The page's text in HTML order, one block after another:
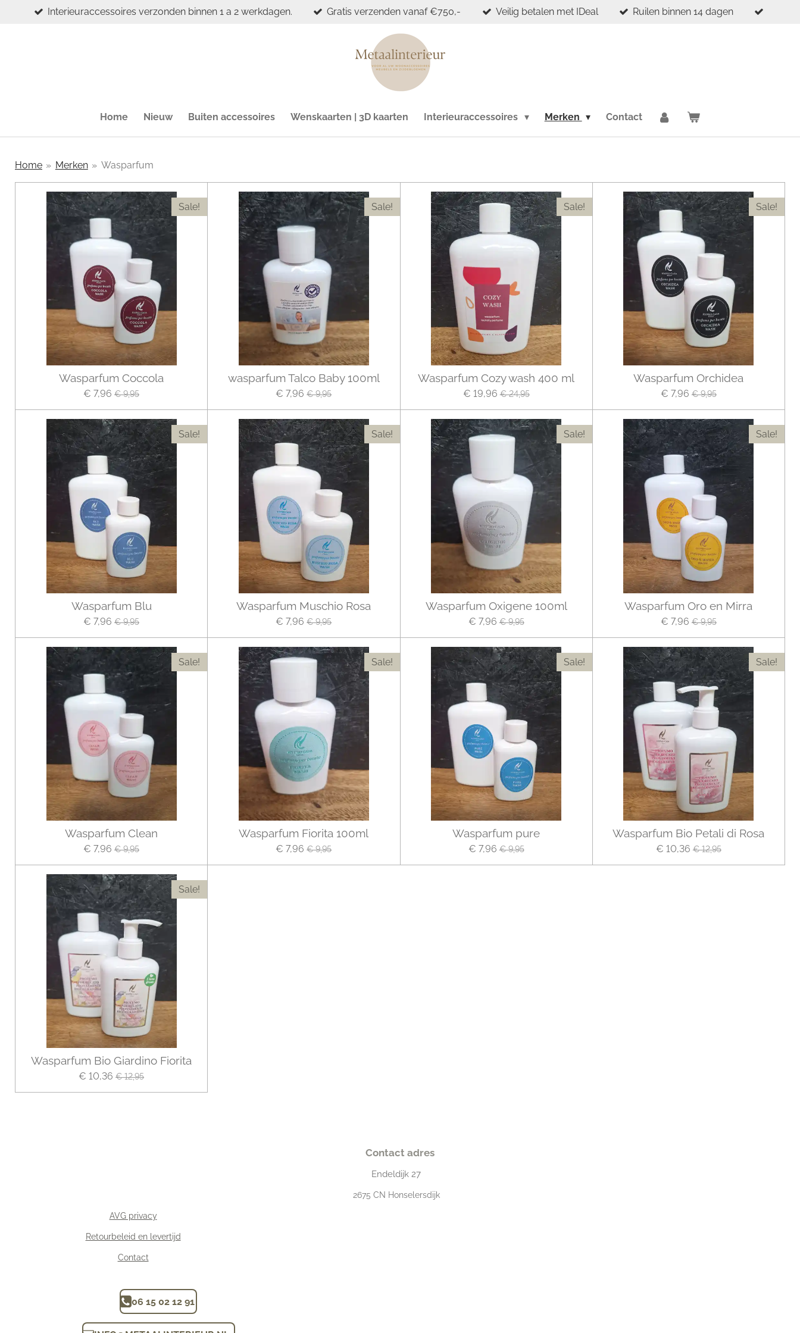
Interieuraccessoires verzonden binnen 1 a 2 werkdagen. Gratis verzenden vanaf €750,- Veilig betalen met IDeal Ruilen binnen 14 dagen
Home Nieuw Buiten accessoires Wenskaarten | 3D kaarten Interieuraccessoires Merken Contact
Home » Merken » Wasparfum
Sale!
Wasparfum Coccola
€ 7,96 € 9,95
Sale!
wasparfum Talco Baby 100ml
€ 7,96 € 9,95
Sale!
Wasparfum Cozy wash 400 ml
€ 19,96 € 24,95
Sale!
Wasparfum Orchidea
€ 7,96 € 9,95
Sale!
Wasparfum Blu
€ 7,96 € 9,95
Sale!
Wasparfum Muschio Rosa
€ 7,96 € 9,95
Sale!
Wasparfum Oxigene 100ml
€ 7,96 € 9,95
Sale!
Wasparfum Oro en Mirra
€ 7,96 € 9,95
Sale!
Wasparfum Clean
€ 7,96 € 9,95
Sale!
Wasparfum Fiorita 100ml
€ 7,96 € 9,95
Sale!
Wasparfum pure
€ 7,96 € 9,95
Sale!
Wasparfum Bio Petali di Rosa
€ 10,36 € 12,95
Sale!
Wasparfum Bio Giardino Fiorita
€ 10,36 € 12,95
Contact adres
Endeldijk 27
2675 CN Honselersdijk
AVG privacy
Retourbeleid en levertijd
Contact
06 15 02 12 91